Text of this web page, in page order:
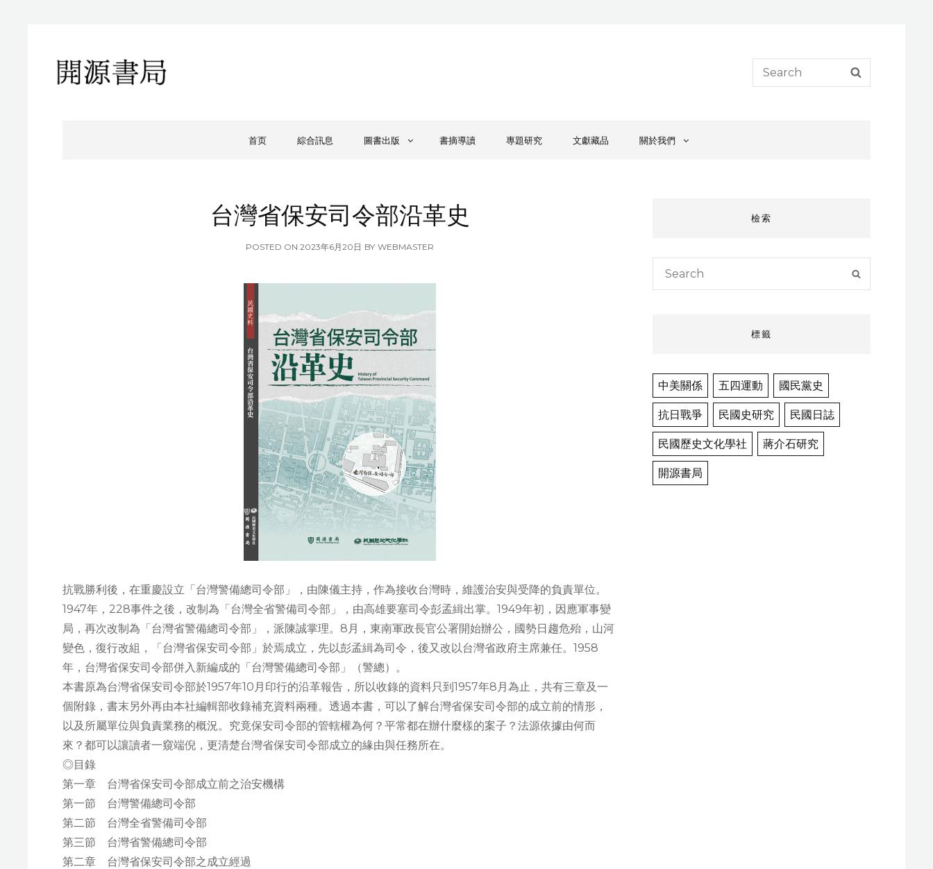
開源書局
開源書局出版有限公司
Search
for:
首页 綜合訊息 圖書出版 書摘導讀 專題研究 文獻藏品 關於我們
台灣省保安司令部沿革史
POSTED ONPOSTED
2023年6月20日 BY WEBMASTER
抗戰勝利後，在重慶設立「台灣警備總司令部」，由陳儀主持，作為接收台灣時，維護治安與受降的負責單位。
1947年，228事件之後，改制為「台灣全省警備司令部」，由高雄要塞司令彭孟緝出掌。1949年初，因應軍事變
局，再次改制為「台灣省警備總司令部」，派陳誠掌理。8月，東南軍政長官公署開始辦公，國勢日趨危殆，山河
變色，復行改組，「台灣省保安司令部」於焉成立，先以彭孟緝為司令，後又改以台灣省政府主席兼任。1958
年，台灣省保安司令部併入新編成的「台灣警備總司令部」（警總）。
本書原為台灣省保安司令部於1957年10月印行的沿革報告，所以收錄的資料只到1957年8月為止，共有三章及一
個附錄，書末另外再由本社編輯部收錄補充資料兩種。透過本書，可以了解台灣省保安司令部的成立前的情形，
以及所屬單位與負責業務的概況。究竟保安司令部的管轄權為何？平常都在辦什麼樣的案子？法源依據由何而
來？都可以讓讀者一窺端倪，更清楚台灣省保安司令部成立的緣由與任務所在。
◎目錄
第一章 台灣省保安司令部成立前之治安機構
第一節 台灣警備總司令部
第二節 台灣全省警備司令部
第三節 台灣省警備總司令部
第二章 台灣省保安司令部之成立經過
檢索
Search
標籤
中美關係 五四運動 國民黨史
抗日戰爭 民國史研究 民國日誌
民國歷史文化學社 蔣介石研究
開源書局